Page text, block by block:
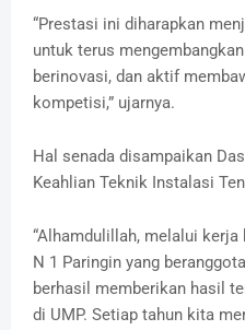
“Prestasi ini diharapkan
untuk terus
berinovasi, dan aktif
kompetisi,” ujarnya.
Hal senada disampaikan
Keahlian Teknik Instalasi
“Alhamdulillah, melalui
N 1 Paringin yang
berhasil memberikan hasil
di UMP. Setiap tahun kita